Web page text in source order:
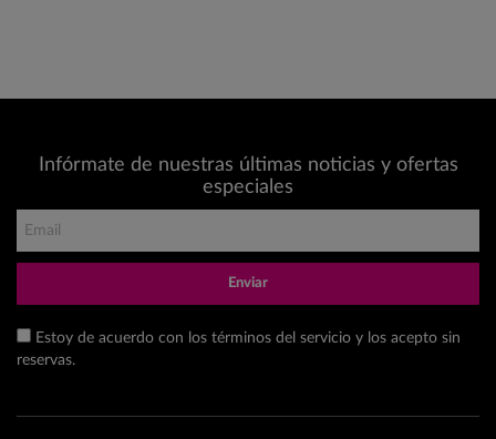
Infórmate de nuestras últimas noticias y ofertas
especiales
Enviar
Estoy de acuerdo con los términos del servicio y los acepto sin
reservas.